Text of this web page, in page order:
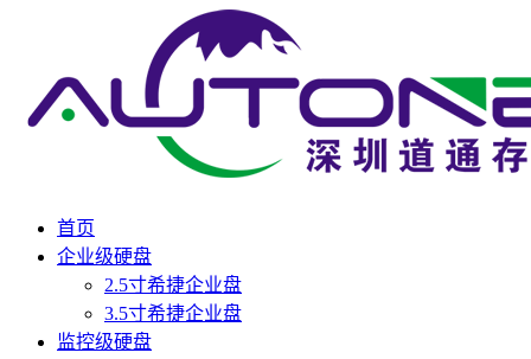
首页
企业级硬盘
2.5寸希捷企业盘
3.5寸希捷企业盘
监控级硬盘